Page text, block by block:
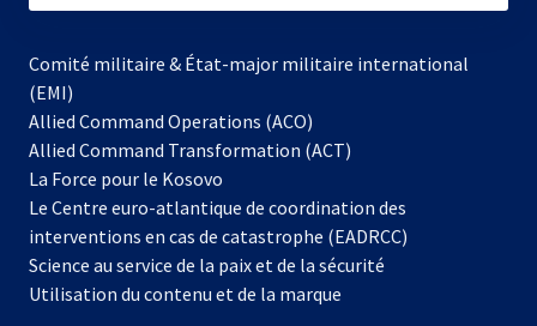
Comité militaire & État-major militaire international
(EMI)
Allied Command Operations (ACO)
dans
nouvel
onglet
Allied Command Transformation (ACT)
La Force pour le Kosovo
dans
un
nouvel
onglet
Le Centre euro-atlantique de coordination des
interventions en cas de catastrophe (EADRCC)
Science au service de la paix et de la sécurité
Utilisation du contenu et de la marque